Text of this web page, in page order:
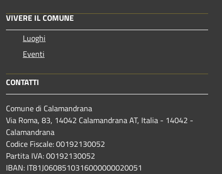
VIVERE IL COMUNE
Luoghi
Eventi
CONTATTI
Comune di Calamandrana
Via Roma, 83, 14042 Calamandrana AT, Italia - 14042 -
Calamandrana
Codice Fiscale: 00192130052
Partita IVA: 00192130052
IBAN: IT81J0608510316000000020051